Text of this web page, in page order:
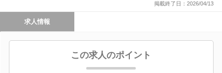
掲載終了日：2026/04/13
求人情報
この求人のポイント